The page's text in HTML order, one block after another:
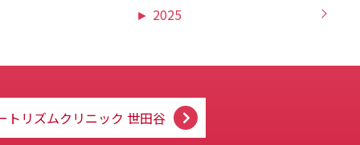
► 2025
トリズムクリニック 世田谷